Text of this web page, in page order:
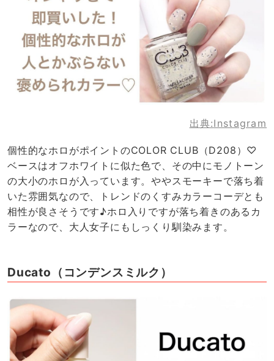
出典:Instagram
個性的なホロがポイントのCOLOR CLUB（D208）♡
ベースはオフホワイトに似た色で、その中にモノトーン
の大小のホロが入っています。ややスモーキーで落ち着
いた雰囲気なので、トレンドのくすみカラーコーデとも
相性が良さそうです♪ホロ入りですが落ち着きのあるカ
ラーなので、大人女子にもしっくり馴染みます。
Ducato（コンデンスミルク）